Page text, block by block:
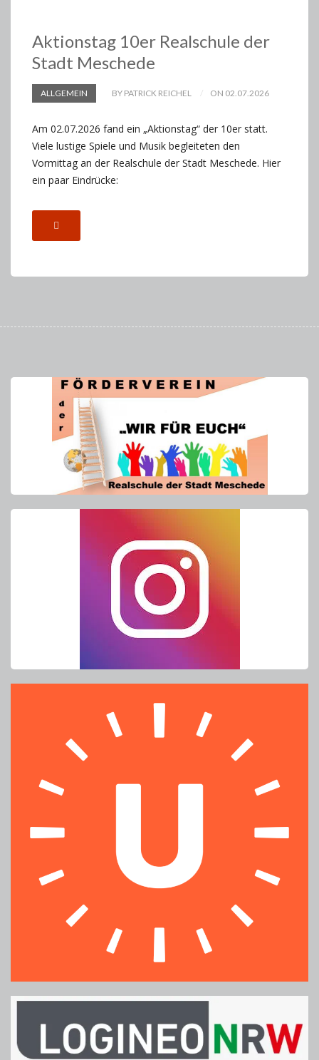
Aktionstag 10er Realschule der
Stadt Meschede
ALLGEMEIN BY PATRICK REICHEL ON 02.07.2026
Am 02.07.2026 fand ein „Aktionstag“ der 10er statt.
Viele lustige Spiele und Musik begleiteten den
Vormittag an der Realschule der Stadt Meschede. Hier
ein paar Eindrücke: